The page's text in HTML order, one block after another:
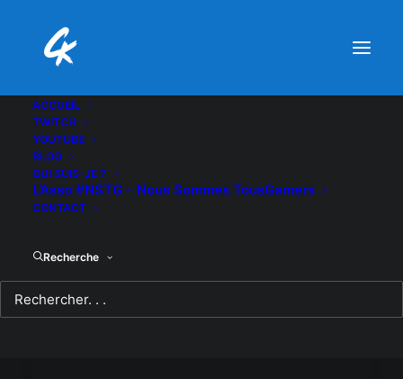
ACCUEIL
TWITCH
YOUTUBE
BLOG
QUI SUIS-JE ?
L’Asso #NSTG – Nous Sommes TousGamers
CONTACT
Recherche